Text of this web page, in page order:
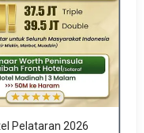
Pelataran 2026